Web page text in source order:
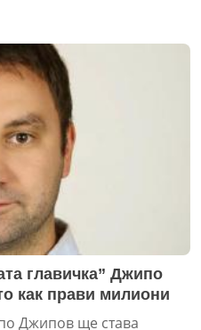
главичка” Джипо
как прави милиони
Джипов ще става